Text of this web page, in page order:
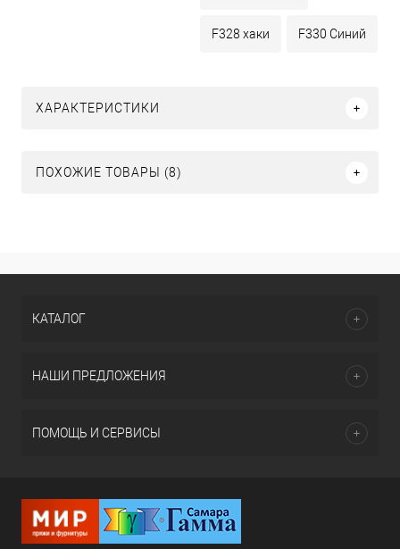
F328 хаки F330 Синий
ХАРАКТЕРИСТИКИ
ПОХОЖИЕ ТОВАРЫ (8)
КАТАЛОГ
НАШИ ПРЕДЛОЖЕНИЯ
ПОМОЩЬ И СЕРВИСЫ